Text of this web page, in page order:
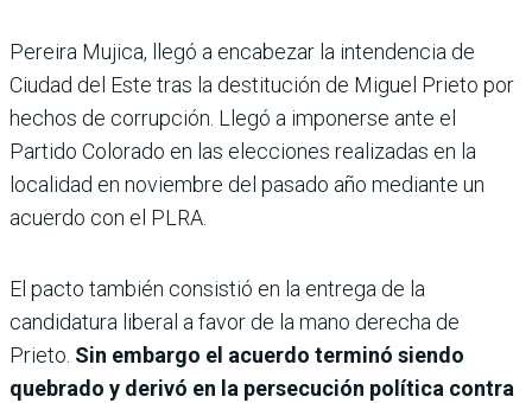
Pereira Mujica, llegó a encabezar la intendencia de
Ciudad del Este tras la destitución de Miguel Prieto por
hechos de corrupción. Llegó a imponerse ante el
Partido Colorado en las elecciones realizadas en la
localidad en noviembre del pasado año mediante un
acuerdo con el PLRA.
El pacto también consistió en la entrega de la
candidatura liberal a favor de la mano derecha de
Prieto. Sin embargo el acuerdo terminó siendo
quebrado y derivó en la persecución política contra